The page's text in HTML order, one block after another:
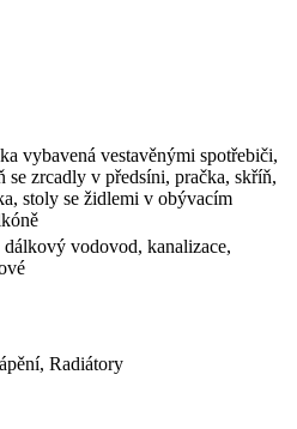
vybavená vestavěnými spotřebiči,
se zrcadly v předsíni, pračka, skříň,
stoly se židlemi v obývacím
vodovod, kanalizace,
Radiátory